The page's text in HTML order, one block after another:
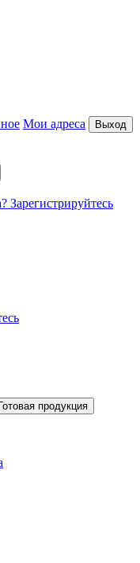
Мои адреса Выход
Зарегистрируйтесь
Готовая продукция